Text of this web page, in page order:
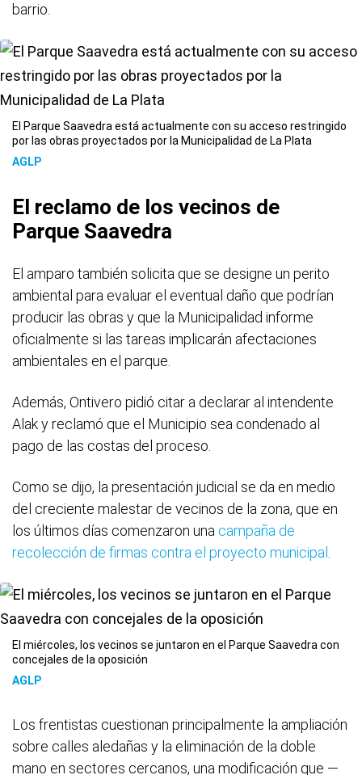
barrio.
El Parque Saavedra está actualmente con su acceso restringido
por las obras proyectados por la Municipalidad de La Plata
AGLP
El reclamo de los vecinos de
Parque Saavedra
El amparo también solicita que se designe un perito
ambiental para evaluar el eventual daño que podrían
producir las obras y que la Municipalidad informe
oficialmente si las tareas implicarán afectaciones
ambientales en el parque.
Además, Ontivero pidió citar a declarar al intendente
Alak y reclamó que el Municipio sea condenado al
pago de las costas del proceso.
Como se dijo, la presentación judicial se da en medio
del creciente malestar de vecinos de la zona, que en
los últimos días comenzaron una campaña de
recolección de firmas contra el proyecto municipal
El miércoles, los vecinos se juntaron en el Parque Saavedra con
concejales de la oposición
AGLP
Los frentistas cuestionan principalmente la ampliación
sobre calles aledañas y la eliminación de la doble
mano en sectores cercanos, una modificación que —